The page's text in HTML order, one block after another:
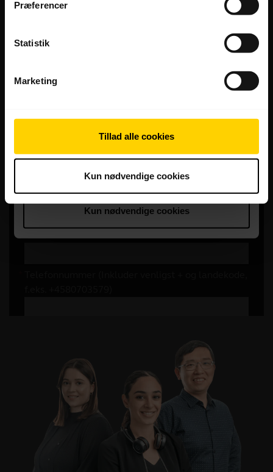
Præferencer
Statistik
Marketing
Tillad alle cookies
Kun nødvendige cookies